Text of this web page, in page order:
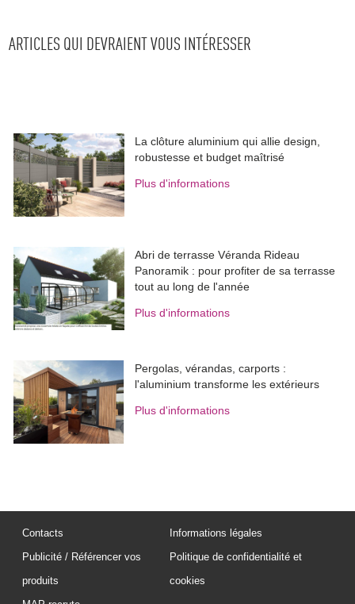
ARTICLES QUI DEVRAIENT VOUS INTÉRESSER
La clôture aluminium qui allie design,
robustesse et budget maîtrisé
Plus d'informations
Abri de terrasse Véranda Rideau
Panoramik : pour profiter de sa terrasse
tout au long de l'année
Plus d'informations
Pergolas, vérandas, carports :
l'aluminium transforme les extérieurs
Plus d'informations
Contacts
Publicité / Référencer vos
produits
Informations légales
Politique de confidentialité et
cookies